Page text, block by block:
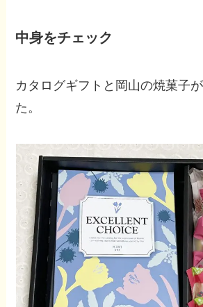
中身をチェック
カタログギフトと岡山の焼菓子
た。